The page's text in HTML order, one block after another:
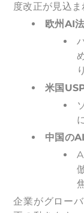
度改正が見込ま
欧州AI法
米国
中国の
企業がグロー